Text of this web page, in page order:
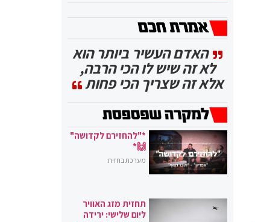
האדם העשיר ביותר הוא
לא זה שיש לו הכי הרבה,
אלא זה שצריך הכי פחות
*"להחזירם לקדושה"
🙌*
מערכת בחזית
תחזית מזג האוויר
ליום שלישי: ירידה